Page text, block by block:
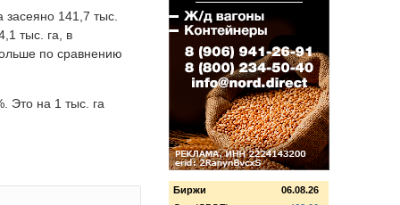
141,7 тыс.
тыс. га, в
по сравнению
Это на 1 тыс. га
Биржи
06.08.26